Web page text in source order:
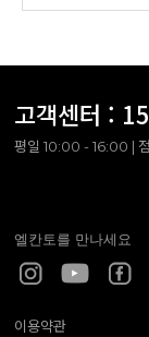
고객센터 :
평일 10:00 - 16:00 |
엘칸토를 만나세요
이용약관